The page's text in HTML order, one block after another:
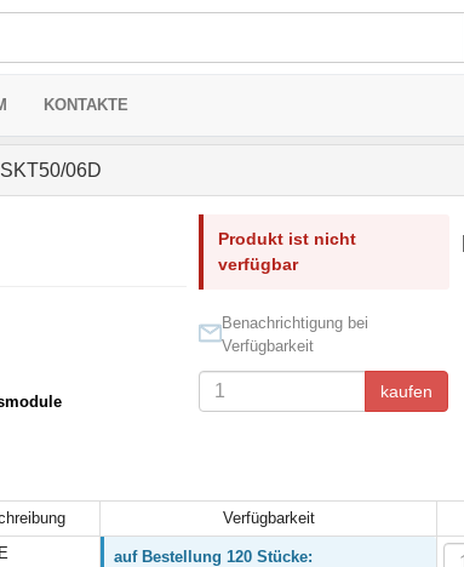
KONTAKTE
SKT50/06D
Produkt ist nicht
verfügbar
Benachrichtigung bei
Verfügbarkeit
kaufen
Verfügbarkeit
auf Bestellung 120 Stücke: